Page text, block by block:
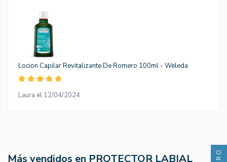
Locion Capilar Revitalizante De Romero 100ml - Weleda
Laura el 12/04/2024
Más vendidos en PROTECTOR LABIAL